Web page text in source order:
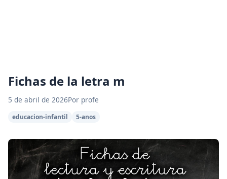
Fichas de la letra m
5 de abril de 2026Por profe
educacion-infantil 5-anos